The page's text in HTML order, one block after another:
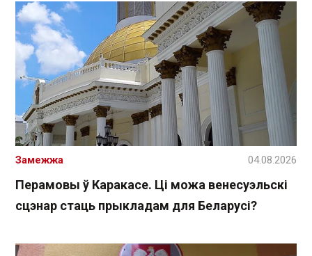
Перамовы ў Каракасе. Ці можа венесуэльскі
сцэнар стаць прыкладам для Беларусі?
Замежжа 04.08.2026